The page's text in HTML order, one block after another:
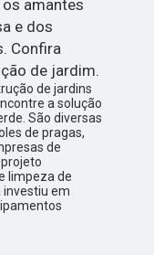
amantes
e dos
Confira
de jardim.
de jardins
a solução
São diversas
de pragas,
de
limpeza de
investiu em